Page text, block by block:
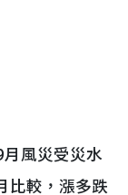
風災受災水
比較，漲多跌